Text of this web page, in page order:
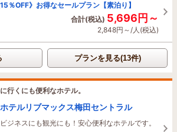
％OFF》お得なセールプラン【素泊り】
合計(税込) 5,696円～
2,848円～/人(税込)
プランを見る(13件)
行くにも便利なホテル。
ホテルリブマックス梅田セントラル
ビジネスにも観光にも！安心便利なホテルです。